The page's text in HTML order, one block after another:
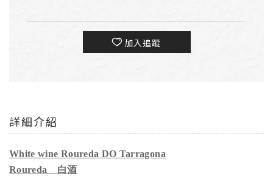
加入追蹤
詳細介紹
White wine Roureda DO Tarragona
Roureda 白酒